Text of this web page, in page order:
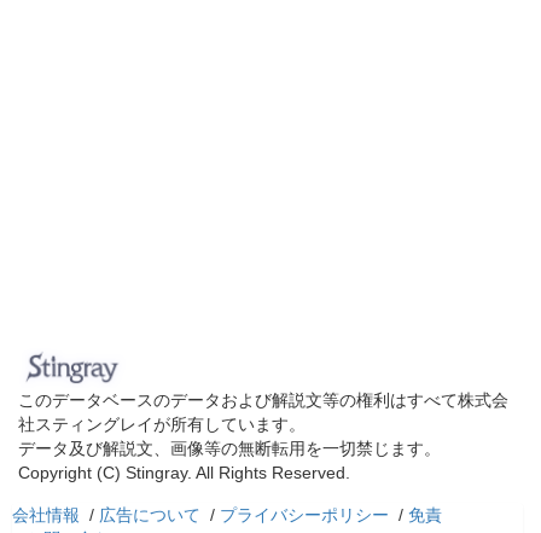
このデータベースのデータおよび解説文等の権利はすべて株式会
社スティングレイが所有しています。
データ及び解説文、画像等の無断転用を一切禁じます。
Copyright (C) Stingray. All Rights Reserved.
会社情報 / 広告について / プライバシーポリシー / 免責